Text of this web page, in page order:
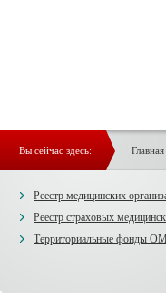
Вы сейчас здесь: Главная
Реестр медицинских
Реестр страховых
Территориальные фонды